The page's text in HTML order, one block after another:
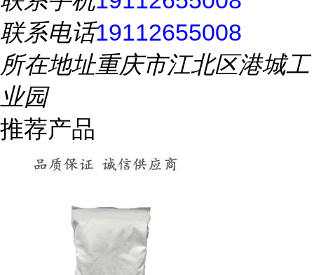
联系电话19112655008
所在地址重庆市江北区港城工
业园
推荐产品